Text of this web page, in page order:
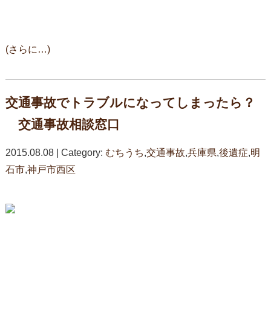
(さらに…)
交通事故でトラブルになってしまったら？
交通事故相談窓口
2015.08.08 | Category: むちうち,交通事故,兵庫県,後遺症,明
石市,神戸市西区